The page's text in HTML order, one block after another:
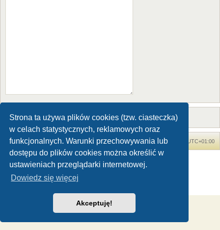
Strona ta używa plików cookies (tzw. ciasteczka)
w celach statystycznych, reklamowych oraz
funkcjonalnych. Warunki przechowywania lub
dostępu do plików cookies można określić w
ustawieniach przeglądarki internetowej.
Dowiedz się więcej
Akceptuję!
Forum Dinozaury.com Strona główna Strefa czasowa UTC+01:00
Technologię dostarczaphpBB® Forum Software © phpBB Limited
Polski pakiet językowy dostarcza